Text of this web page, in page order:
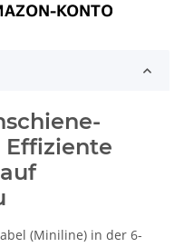
Effiziente
(Miniline) in der 6-